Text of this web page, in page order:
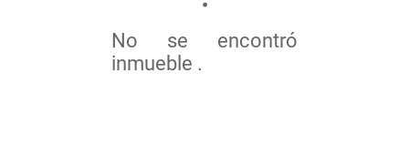
No se encontró
inmueble .